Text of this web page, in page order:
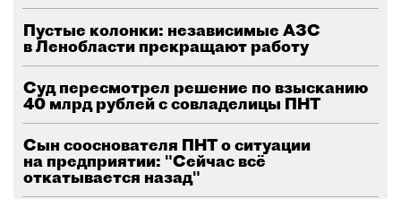
Пустые колонки: независимые АЗС
в Ленобласти прекращают работу
Суд пересмотрел решение по взысканию
40 млрд рублей с совладелицы ПНТ
Сын сооснователя ПНТ о ситуации
на предприятии: "Сейчас всё
откатывается назад"